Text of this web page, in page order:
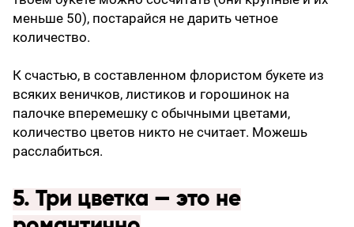
меньше 50), постарайся не дарить четное
количество.
К счастью, в составленном флористом букете из
всяких веничков, листиков и горошинок на
палочке вперемешку с обычными цветами,
количество цветов никто не считает. Можешь
расслабиться.
5. Три цветка — это не